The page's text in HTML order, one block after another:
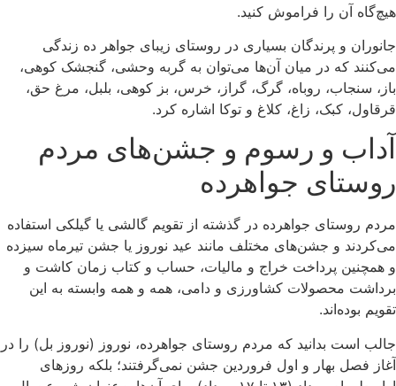
هیچ‌گاه آن را فراموش کنید.
جانوران و پرندگان بسیاری در روستای زیبای جواهر ده زندگی
می‌کنند که در میان آن‌ها می‌توان به گربه وحشی، گنجشک کوهی،
باز، سنجاب، روباه، گرگ، گراز، خرس، بز کوهی، بلبل، مرغ حق،
قرقاول، کبک، زاغ، کلاغ و توکا اشاره کرد.
آداب و رسوم و جشن‌های مردم
روستای جواهرده
مردم روستای جواهرده در گذشته از تقویم گالشی یا گیلکی استفاده
می‌کردند و جشن‌های مختلف مانند عید نوروز یا جشن تیرماه سیزده
و همچنین پرداخت خراج و مالیات، حساب و کتاب زمان کاشت و
برداشت محصولات کشاورزی و دامی، همه و همه وابسته به این
تقویم بوده‌اند.
جالب است بدانید که مردم روستای جواهرده، نوروز (نوروز بل) را در
آغاز فصل بهار و اول فروردین جشن نمی‌گرفتند؛ بلکه روزهای